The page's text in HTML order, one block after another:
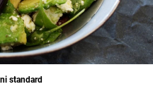
standard